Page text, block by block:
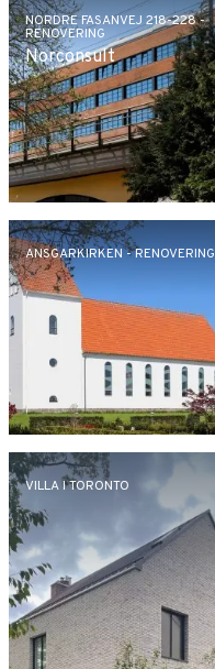
NORDRE FASANVEJ 218-228 -
RENOVERING
Norconsult
ANSGARKIRKEN - RENOVERING
VILLA I TORONTO